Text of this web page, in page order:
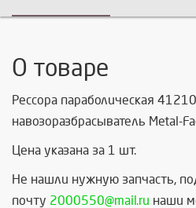
О товаре
Рессора параболическая
навозоразбрасыватель Metal-
Цена указана за 1 шт.
Не нашли нужную запчасть, п
почту 2000550@mail.ru наши